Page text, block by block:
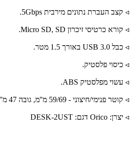
◃ קצב העברת נתונים מירבית 5Gbps.
◃ קורא כרטיסי זיכרון Micro SD, SD.
◃ כבל USB 3.0 באורך 1.5 מטר.
◃ כיסוי פלסטיק.
◃ עשוי מפלסטיק ABS.
◃ קוטר פנימי/חיצוני - 59/69 מ''מ, גובה 47 מ''מ.
◃ יצרן: Orico דגם: DESK-2UST